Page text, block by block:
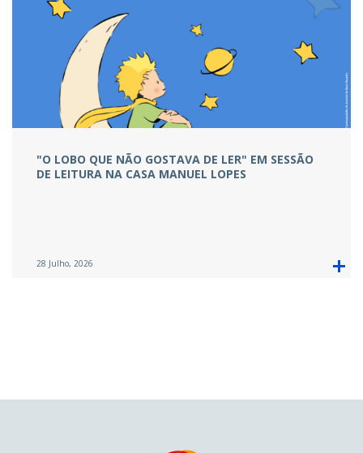
"O LOBO QUE NÃO GOSTAVA DE LER" EM SESSÃO
DE LEITURA NA CASA MANUEL LOPES
28 Julho, 2026